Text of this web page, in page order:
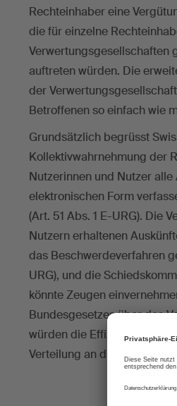
Rechteinhaber eine
die für einzelne
Verwertungsgesellschaften
auftreten würden. Die
der
Betroffenen so einfach wie
Grundsätzlich begrüsst
Kollektivwahrnehmung der
Nutzerinnen und Nutzer
elektronischen Form
(Art. 51 Abs. 1 E-URG). Die
Nutzern erhaltenen
das Beschwerdeverfahren
URG), und die
könnte Zeugen
Bundesgesetzes über das
würden die Effizienz
Verteilung an die